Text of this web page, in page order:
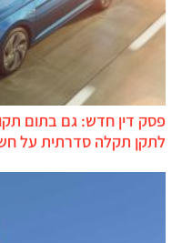
פסק דין חדש: גם בתום
לתקן תקלה סדרתית על